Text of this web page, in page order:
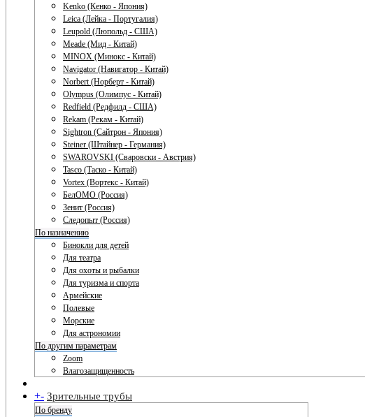
Kenko (Кенко - Япония)
Leica (Лейка - Португалия)
Leupold (Люпольд - США)
Meade (Мид - Китай)
MINOX (Минокс - Китай)
Navigator (Навигатор - Китай)
Norbert (Норберт - Китай)
Olympus (Олимпус - Китай)
Redfield (Редфилд - США)
Rekam (Рекам - Китай)
Sightron (Сайтрон - Япония)
Steiner (Штайнер - Германия)
SWAROVSKI (Сваровски - Австрия)
Tasco (Таско - Китай)
Vortex (Вортекс - Китай)
БелОМО (Россия)
Зенит (Россия)
Следопыт (Россия)
По назначению
Бинокли для детей
Для театра
Для охоты и рыбалки
Для туризма и спорта
Армейские
Полевые
Морские
Для астрономии
По другим параметрам
Zoom
Влагозащищенность
+- Зрительные трубы
По бренду